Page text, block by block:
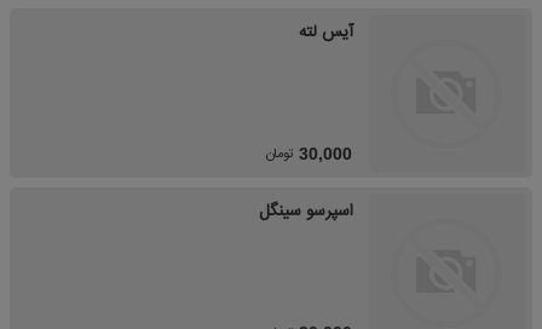
آیس لته
30,000 تومان
اسپرسو سینگل